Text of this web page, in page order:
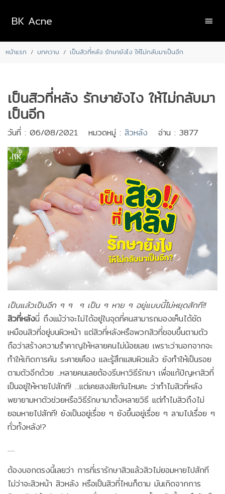
BK Acne
หน้าแรก บทความ เป็นสิวที่หลัง รักษายังไง ให้ไม่กลับมาเป็นอีก
เป็นสิวที่หลัง รักษายังไง ให้ไม่กลับมา
เป็นอีก
วันที่ : 06/08/2021 หมวดหมู่ : สิวหลัง อ่าน : 3877
เป็นแล้วเป็นอีก ๆ ๆ ๆ เป็น ๆ หาย ๆ อยู่แบบนี้ไม่หยุดสักที!!
สิวที่หลังนี่ ถึงแม้ว่าจะไม่ได้อยู่ในจุดที่คนสามารถมองเห็นได้ชัด
เหมือนสิวที่อยู่บนผิวหน้า แต่สิวที่หลังหรือพวกสิวที่ชอบขึ้นตามตัว
ถือว่าสร้างความรำคาญให้หลายคนไม่น้อยเลย เพราะว่านอกจากจะ
ทำให้เกิดการคัน ระคายเคือง และรู้สึกแสบผิวแล้ว ยังทำให้เป็นรอย
ตามตัวอีกด้วย ..หลายคนเลยต้องรีบหาวิธีรักษา เพื่อแก้ปัญหาสิวที่
เป็นอยู่ให้หายไปสักที! ...แต่เคยสงสัยกันไหมคะ ว่าทำไมสิวที่หลัง
พยายามหาตัวช่วยหรือวิธีรักษามาตั้งหลายวิธี แต่ทำไมสิวถึงไม่
ยอมหายไปสักที! ยังเป็นอยู่เรื่อย ๆ ยังขึ้นอยู่เรื่อย ๆ ลามไปเรื่อย ๆ
ทั่วทั้งหลัง!?
.....
ต้องบอกตรงนี้เลยว่า การที่เรารักษาสิวแล้วสิวไม่ยอมหายไปสักที
ไม่ว่าจะสิวหน้า สิวหลัง หรือเป็นสิวที่ไหนก็ตาม มันเกิดจากการ